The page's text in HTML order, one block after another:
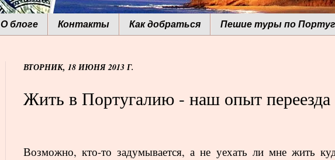
О блоге Контакты Как добраться Пешие туры по
ВТОРНИК, 18 ИЮНЯ 2013 Г.
Жить в Португалию - наш опыт переезда
Возможно, кто-то задумывается, а не уехать ли мне жить